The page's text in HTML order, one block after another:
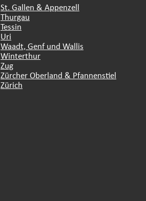
St. Gallen & Appenzell
Thurgau
Tessin
Uri
Waadt, Genf und Wallis
Winterthur
Zug
Zürcher Oberland & Pfannenstiel
Zürich